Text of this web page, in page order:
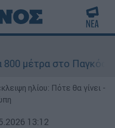
μέτρα στο
ηλίου: Πότε θα γίνει -
13:12